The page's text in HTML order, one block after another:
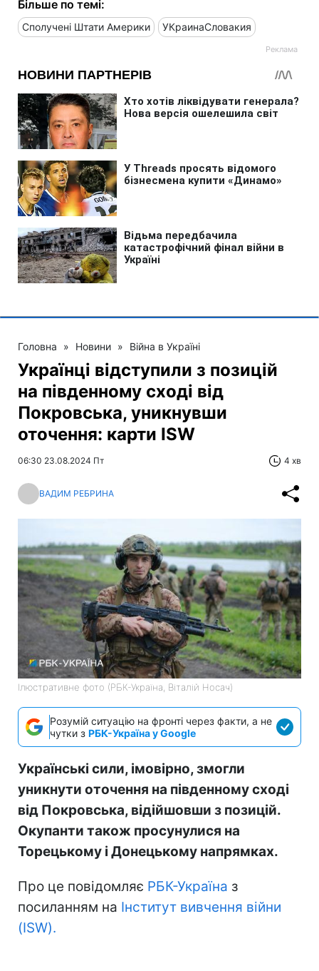
Більше по темі:
Сполучені Штати Америки УКраинаСловакия
Головна » Новини » Війна в Україні
Українці відступили з позицій
на південному сході від
Покровська, уникнувши
оточення: карти ISW
06:30 23.08.2024 Пт 4 хв
ВАДИМ РЕБРИНА
Ілюстративне фото (РБК-Україна, Віталій Носач)
Розумій ситуацію на фронті через факти, а не
чутки з РБК-Україна у Google
Українські сили, імовірно, змогли
уникнути оточення на південному сході
від Покровська, відійшовши з позицій.
Окупанти також просунулися на
Торецькому і Донецькому напрямках.
Про це повідомляє РБК-Україна з
посиланням на Інститут вивчення війни
(ISW).